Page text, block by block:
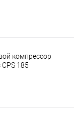
компрессор
185